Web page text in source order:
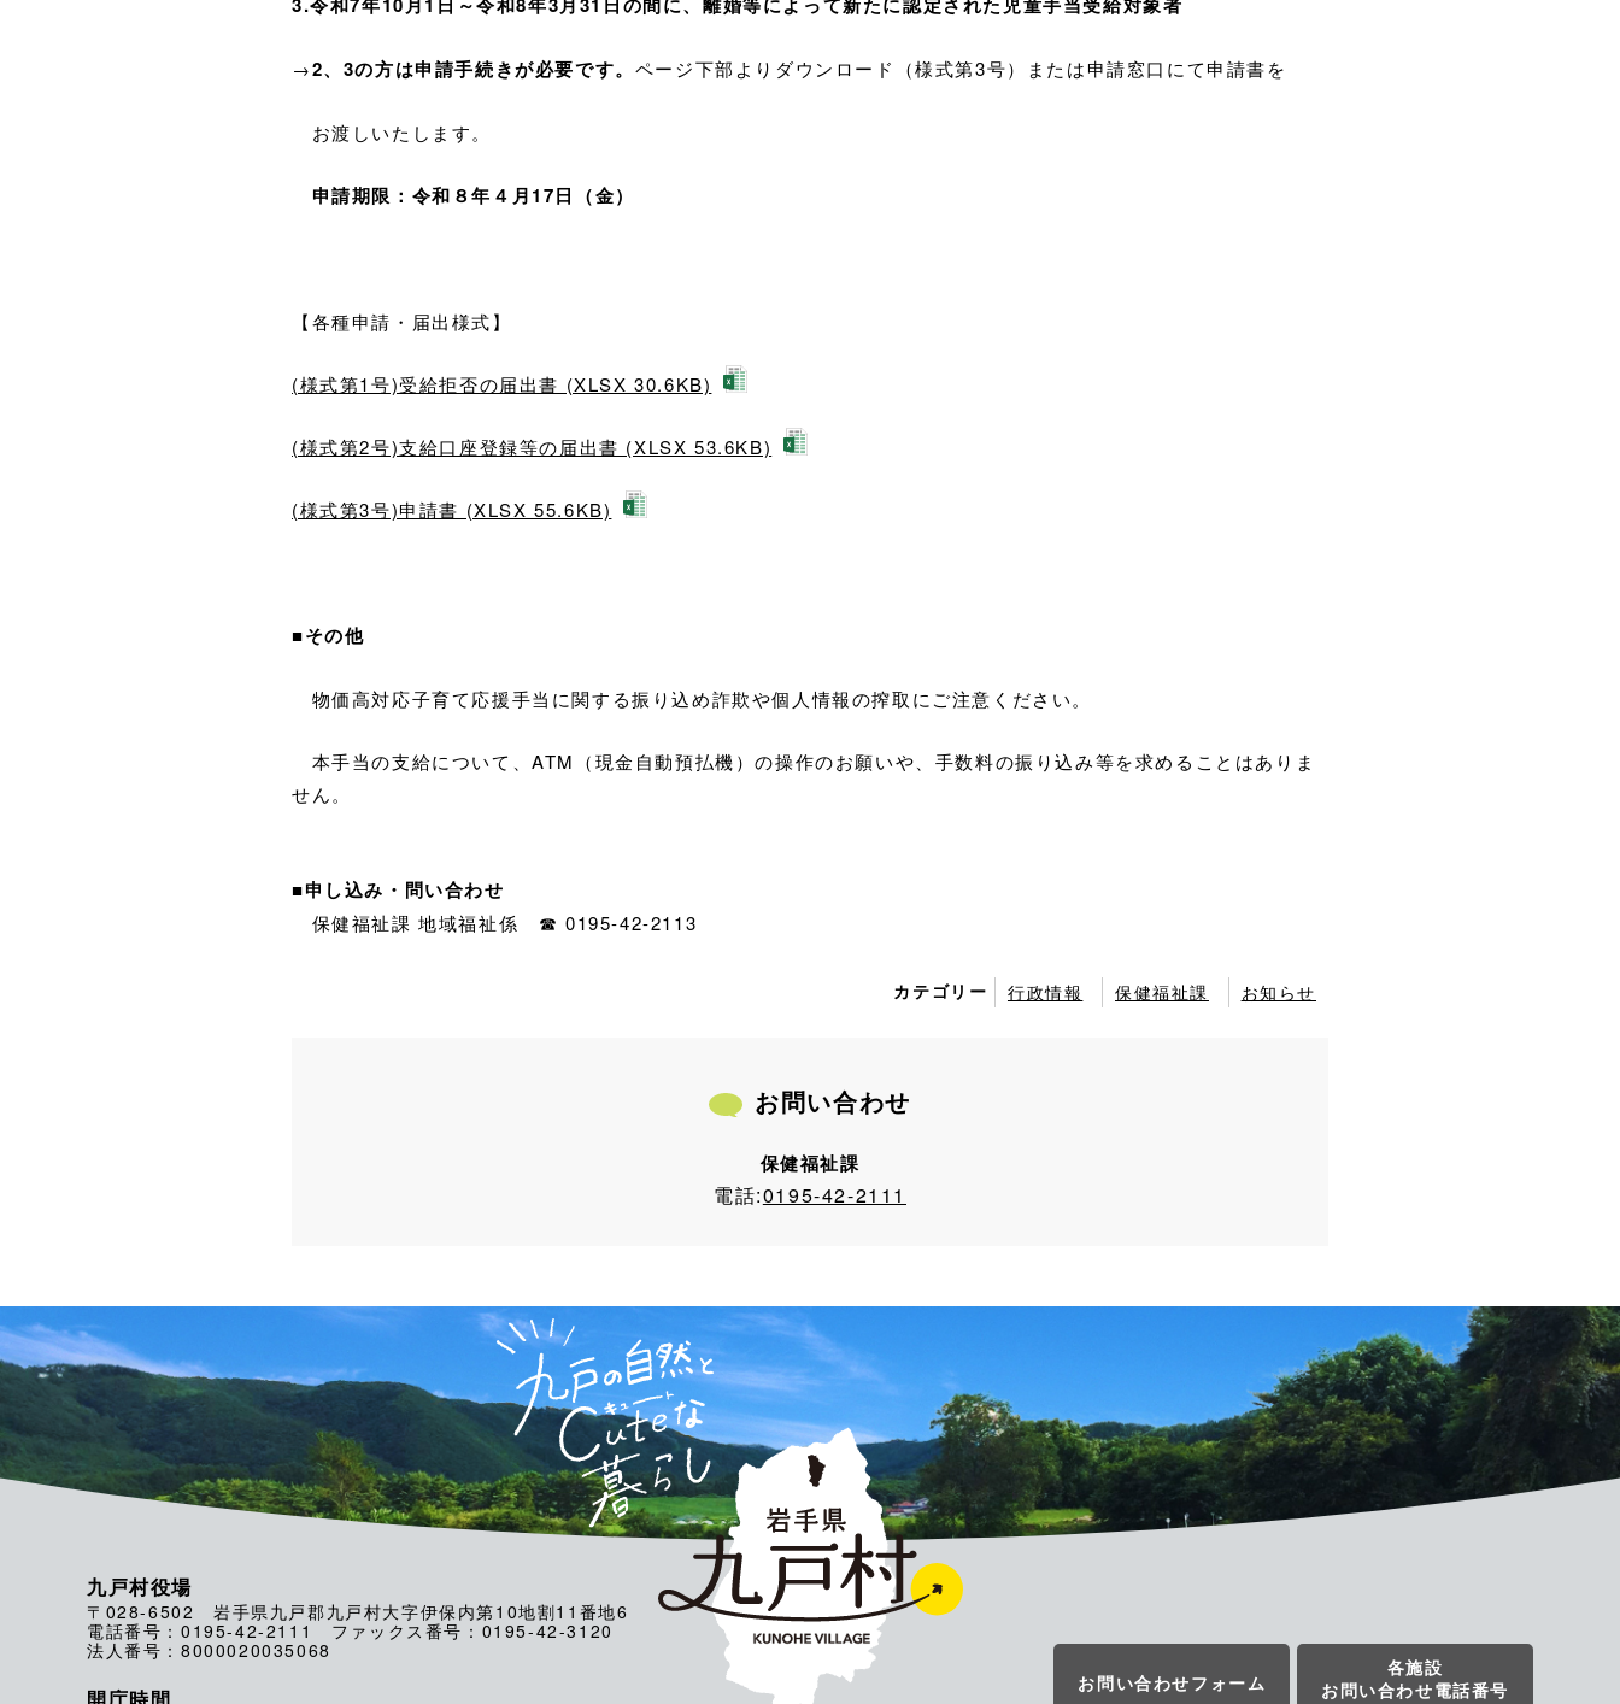
→2、3の方は申請手続きが必要です。 ページ下部よりダウンロード（様式第3号）または申請窓口にて申請書を
お渡しいたします。
申請期限：令和８年４月17日（金）
【各種申請・届出様式】
(様式第1号)受給拒否の届出書 (XLSX 30.6KB)
(様式第2号)支給口座登録等の届出書 (XLSX 53.6KB)
(様式第3号)申請書 (XLSX 55.6KB)
■その他
物価高対応子育て応援手当に関する振り込め詐欺や個人情報の搾取にご注意ください。
本手当の支給について、ATM（現金自動預払機）の操作のお願いや、手数料の振り込み等を求めることはありま
せん。
■申し込み・問い合わせ
保健福祉課 地域福祉係 ☎ 0195-42-2113
カテゴリー 行政情報 保健福祉課 お知らせ
お問い合わせ
保健福祉課
電話:0195-42-2111
九戸村役場
〒028-6502 岩手県九戸郡九戸村大字伊保内第10地割11番地6
電話番号：0195-42-2111 ファックス番号：0195-42-3120
法人番号：8000020035068
開庁時間
お問い合わせフォーム
各施設
お問い合わせ電話番号